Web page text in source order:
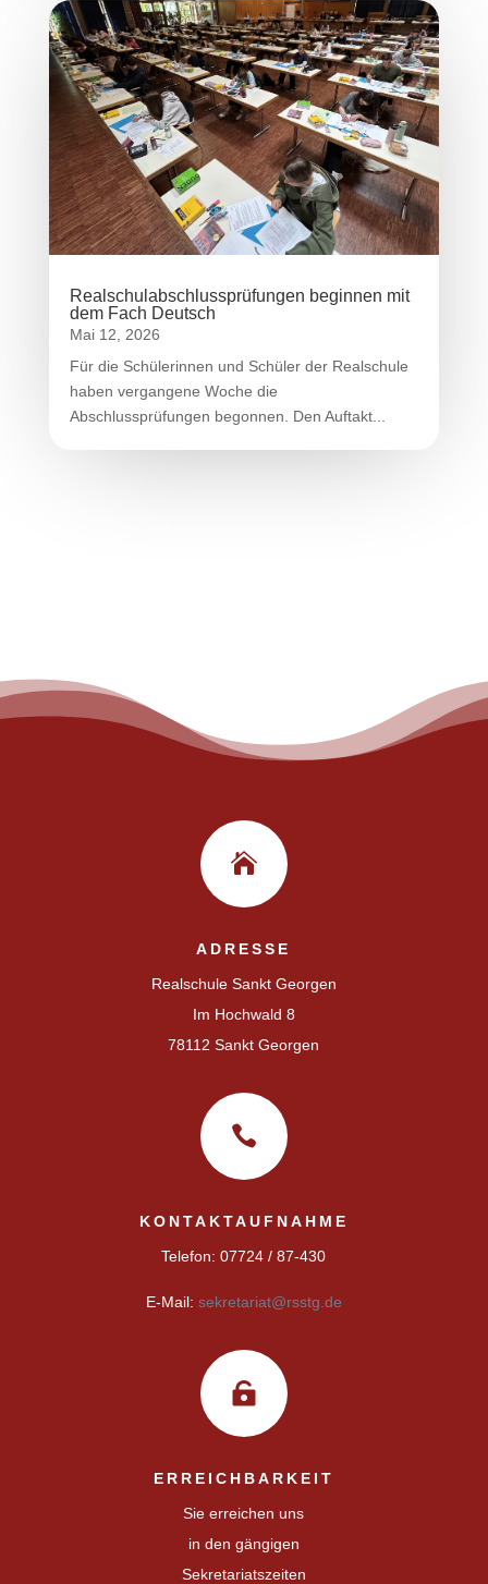
Realschulabschlussprüfungen beginnen mit
dem Fach Deutsch
Mai 12, 2026
Für die Schülerinnen und Schüler der Realschule
haben vergangene Woche die
Abschlussprüfungen begonnen. Den Auftakt...

ADRESSE
Realschule Sankt Georgen
Im Hochwald 8
78112 Sankt Georgen

KONTAKTAUFNAHME
Telefon: 07724 / 87-430
E-Mail: sekretariat@rsstg.de

ERREICHBARKEIT
Sie erreichen uns
in den gängigen
Sekretariatszeiten